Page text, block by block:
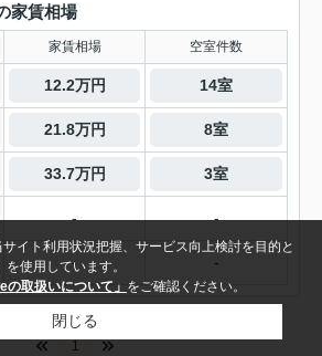
家賃相場
家賃相場 空室件数
12.2万円 14室
21.8万円 8室
33.7万円 3室
- -
- -
1
イト利用状況把握、サービス向上検討を目的と
使用しています。
の取扱いについて」 をご確認ください。
閉じる